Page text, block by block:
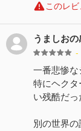
このレ
うましお
-
一番悲惨な
特にヘクタ
い残酷だっ
別の世界